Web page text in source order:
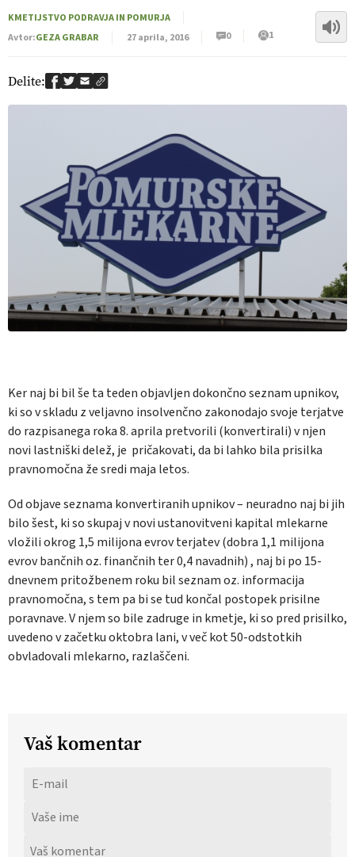
KMETIJSTVO PODRAVJA IN POMURJA
Avtor:GEZA GRABAR 27 aprila, 2016 0 1
Delite:
Ker naj bi bil še ta teden objavljen dokončno seznam upnikov,
ki so v skladu z veljavno insolvenčno zakonodajo svoje terjatve
do razpisanega roka 8. aprila pretvorili (konvertirali) v njen
novi lastniški delež, je pričakovati, da bi lahko bila prisilka
pravnomočna že sredi maja letos.
Od objave seznama konvertiranih upnikov – neuradno naj bi jih
bilo šest, ki so skupaj v novi ustanovitveni kapital mlekarne
vložili okrog 1,5 milijona evrov terjatev (dobra 1,1 milijona
evrov bančnih oz. finančnih ter 0,4 navadnih) , naj bi po 15-
dnevnem pritožbenem roku bil seznam oz. informacija
pravnomočna, s tem pa bi se tud končal postopek prisilne
poravnave. V njem so bile zadruge in kmetje, ki so pred prisilko,
uvedeno v začetku oktobra lani, v več kot 50-odstotkih
obvladovali mlekarno, razlaščeni.
Vaš komentar